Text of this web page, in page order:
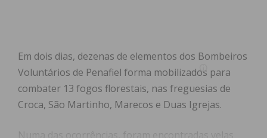
Em dois dias, dezenas de elementos dos Bombeiros
Voluntários de Penafiel forma mobilizados para
combater 13 fogos florestais, nas freguesias de
Croca, São Martinho, Marecos e Duas Igrejas.
Numa das ocorrências, foram encontradas velas